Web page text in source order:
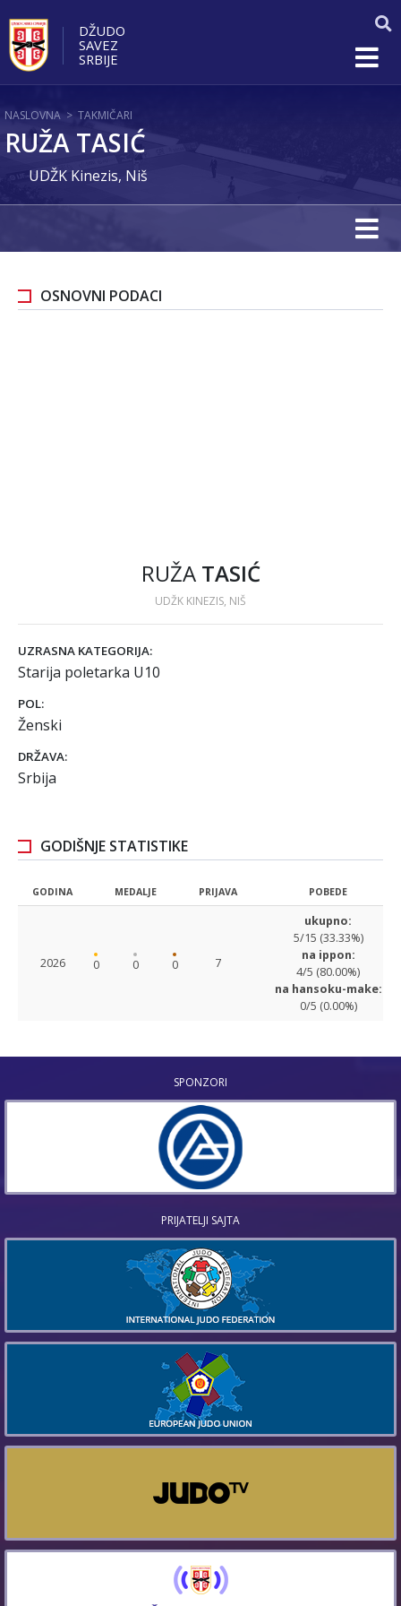
DŽUDO
SAVEZ
SRBIJE
NASLOVNA > TAKMIČARI
RUŽA TASIĆ
UDŽK Kinezis, Niš
OSNOVNI PODACI
RUŽA TASIĆ
UDŽK KINEZIS, NIŠ
UZRASNA KATEGORIJA:
Starija poletarka U10
POL:
Ženski
DRŽAVA:
Srbija
GODIŠNJE STATISTIKE
GODINA MEDALJE PRIJAVA POBEDE
2026 0 0 0 7
ukupno:
5/15 (33.33%)
na ippon:
4/5 (80.00%)
na hansoku-make:
0/5 (0.00%)
SPONZORI
PRIJATELJI SAJTA